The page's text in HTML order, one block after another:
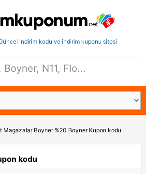
indirim kodu ve indirim kuponu sitesi
Magazalar Boyner %20 Boyner Kupon kodu
kodu